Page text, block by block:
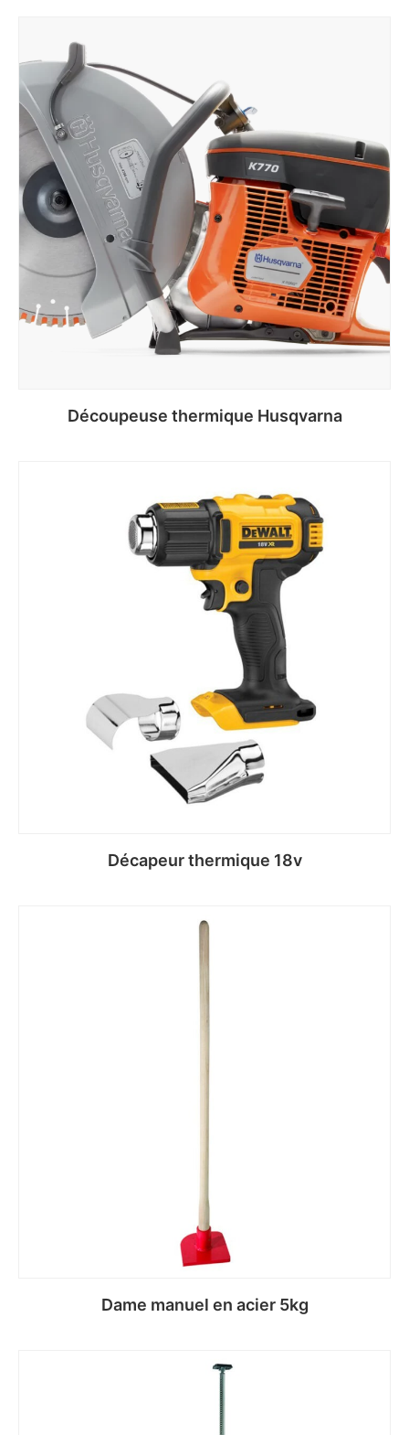
Découpeuse thermique Husqvarna
Décapeur thermique 18v
Dame manuel en acier 5kg